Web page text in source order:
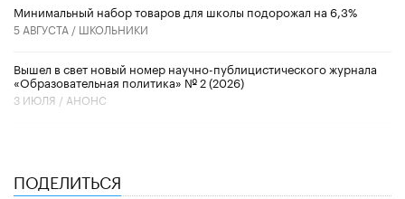
Минимальный набор товаров для школы подорожал на 6,3%
5 АВГУСТА / ШКОЛЬНИКИ
Вышел в свет новый номер научно-публицистического журнала
«Образовательная политика» № 2 (2026)
3 ИЮЛЯ / АНОНС
ПОДЕЛИТЬСЯ